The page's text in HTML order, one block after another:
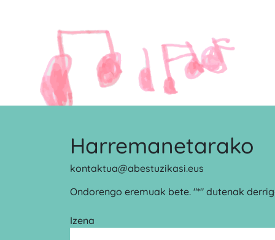
Harremanetarako
kontaktua@abestuzikasi.eus
Ondorengo eremuak bete. "*" dutenak
Izena